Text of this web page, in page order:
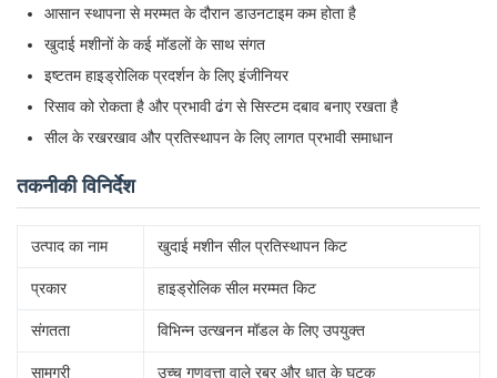
आसान स्थापना से मरम्मत के दौरान डाउनटाइम कम होता है
खुदाई मशीनों के कई मॉडलों के साथ संगत
इष्टतम हाइड्रोलिक प्रदर्शन के लिए इंजीनियर
रिसाव को रोकता है और प्रभावी ढंग से सिस्टम दबाव बनाए रखता है
सील के रखरखाव और प्रतिस्थापन के लिए लागत प्रभावी समाधान
तकनीकी विनिर्देश
उत्पाद का नाम खुदाई मशीन सील प्रतिस्थापन किट
प्रकार हाइड्रोलिक सील मरम्मत किट
संगतता विभिन्न उत्खनन मॉडल के लिए उपयुक्त
सामग्री उच्च गुणवत्ता वाले रबर और धातु के घटक